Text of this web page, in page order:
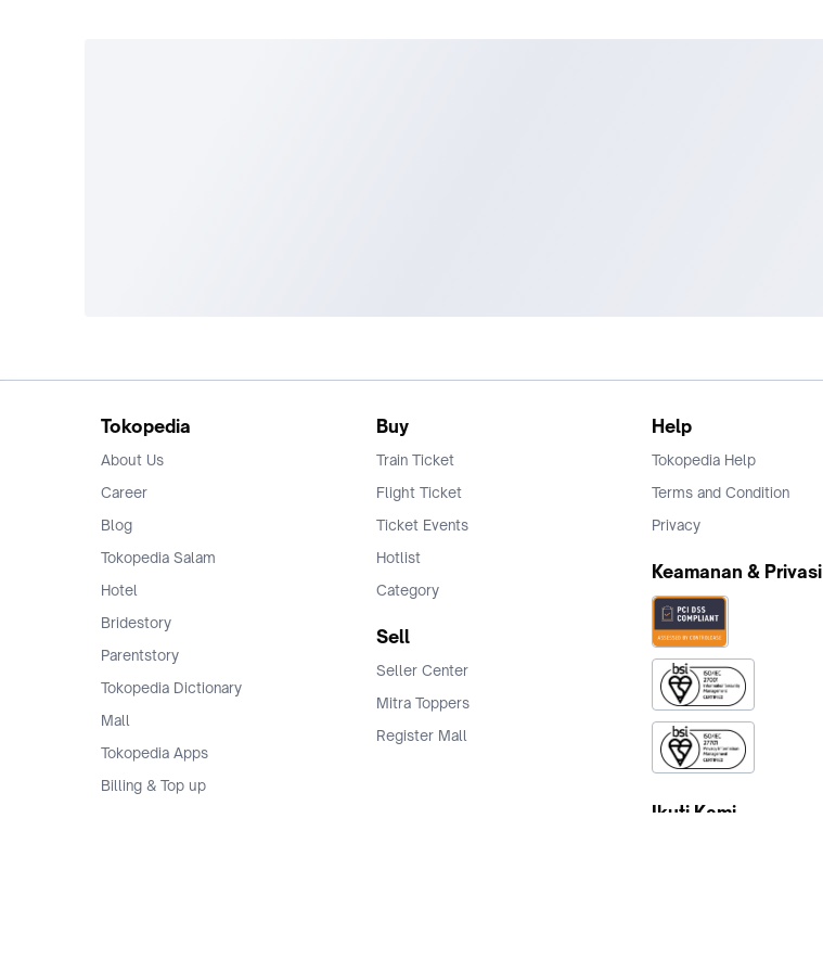
Tokopedia
About Us
Career
Blog
Tokopedia Salam
Hotel
Bridestory
Parentstory
Tokopedia Dictionary
Mall
Tokopedia Apps
Billing & Top up
Buy
Train Ticket
Flight Ticket
Ticket Events
Hotlist
Category
Sell
Seller Center
Mitra Toppers
Register Mall
Help
Tokopedia Help
Terms and Condition
Privacy
Keamanan & Privasi
Ikuti Kami